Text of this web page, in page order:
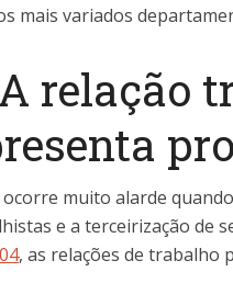
mais variados
relação
ocorre muito alarde
e a terceirização de
, as relações de trabalho